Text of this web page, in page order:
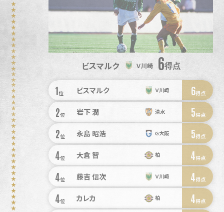
ビスマルク Ｖ川崎 6得点
1位 ビスマルク Ｖ川崎 6得点
2位 岩下 潤 清水 5得点
2位 永島 昭浩 Ｇ大阪 5得点
4位 大倉 智 柏 4得点
4位 藤吉 信次 Ｖ川崎 4得点
4位 カレカ 柏 4得点